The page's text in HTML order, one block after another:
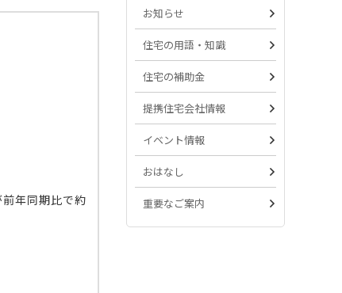
年同期比で約
お知らせ
住宅の用語・知識
住宅の補助金
提携住宅会社情報
イベント情報
おはなし
重要なご案内